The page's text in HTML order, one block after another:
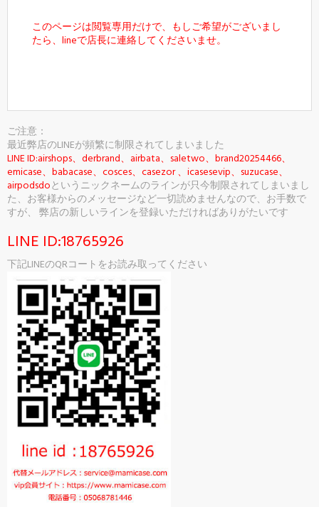
このページは閲覧専用だけで、もしご希望がございまし
たら、lineで店長に連絡してくださいませ。
ご注意：
最近弊店のLINEが頻繁に制限されてしまいました
LINE ID:airshops、derbrand、airbata、saletwo、brand20254466、
emicase、babacase、cosces、casezor 、icasesevip、suzucase、
airpodsdoというニックネームのラインが只今制限されてしまいまし
た、お客様からのメッセージなど一切読めませんなので、お手数で
すが、 弊店の新しいラインを登録いただければありがたいです
LINE ID:18765926
下記LINEのQRコートをお読み取ってください